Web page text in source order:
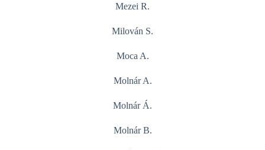
Mezei R.
Milován S.
Moca A.
Molnár A.
Molnár Á.
Molnár B.